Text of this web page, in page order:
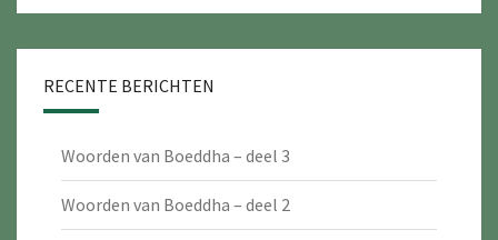
RECENTE BERICHTEN
Woorden van Boeddha – deel 3
Woorden van Boeddha – deel 2